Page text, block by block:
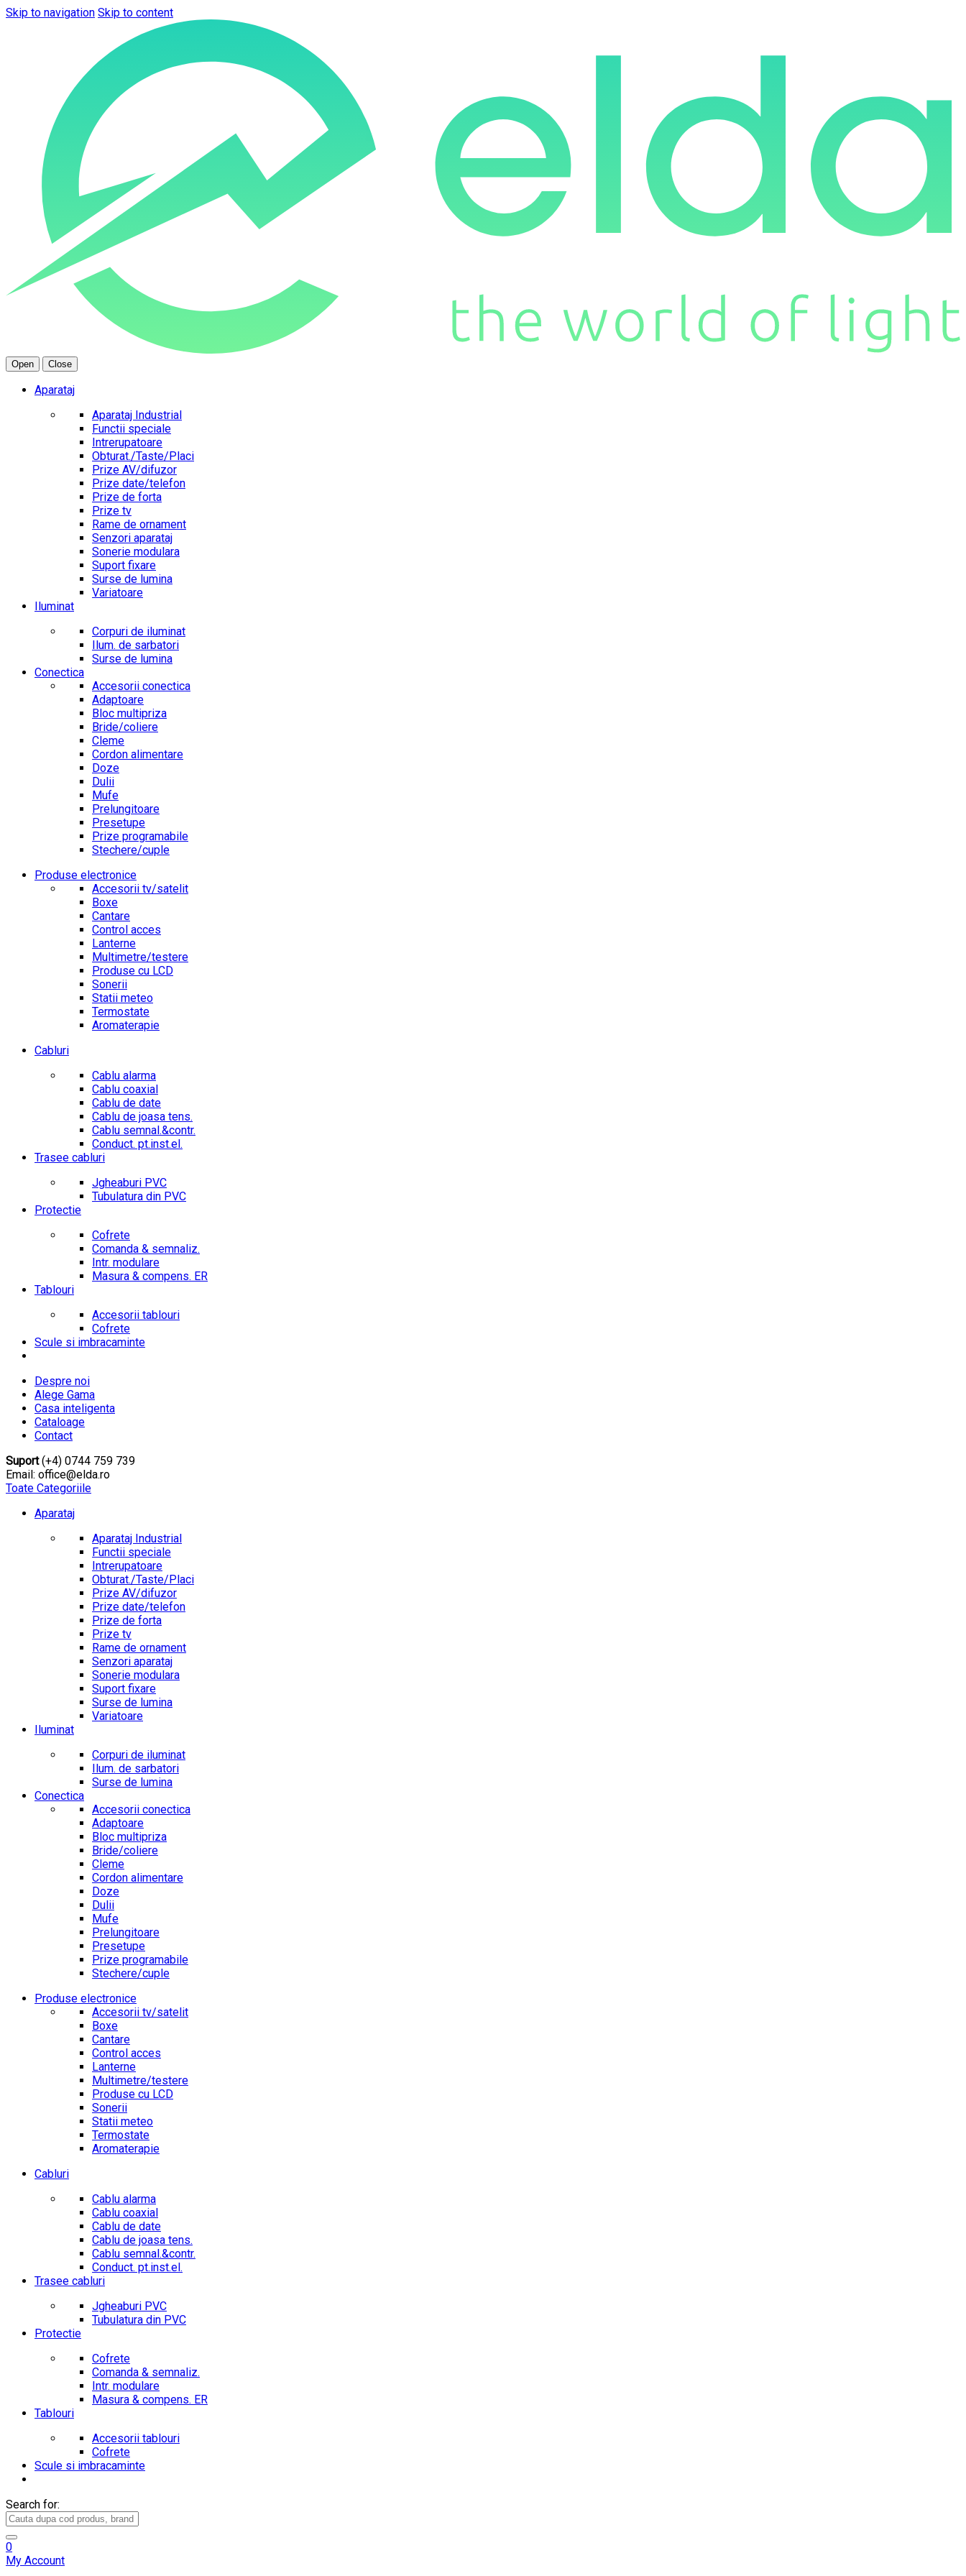
Skip to navigation Skip to content
Open Close
Aparataj
Aparataj Industrial
Functii speciale
Intrerupatoare
Obturat./Taste/Placi
Prize AV/difuzor
Prize date/telefon
Prize de forta
Prize tv
Rame de ornament
Senzori aparataj
Sonerie modulara
Suport fixare
Surse de lumina
Variatoare
Iluminat
Corpuri de iluminat
Ilum. de sarbatori
Surse de lumina
Conectica
Accesorii conectica
Adaptoare
Bloc multipriza
Bride/coliere
Cleme
Cordon alimentare
Doze
Dulii
Mufe
Prelungitoare
Presetupe
Prize programabile
Stechere/cuple
Produse electronice
Accesorii tv/satelit
Boxe
Cantare
Control acces
Lanterne
Multimetre/testere
Produse cu LCD
Sonerii
Statii meteo
Termostate
Aromaterapie
Cabluri
Cablu alarma
Cablu coaxial
Cablu de date
Cablu de joasa tens.
Cablu semnal.&contr.
Conduct. pt.inst.el.
Trasee cabluri
Jgheaburi PVC
Tubulatura din PVC
Protectie
Cofrete
Comanda & semnaliz.
Intr. modulare
Masura & compens. ER
Tablouri
Accesorii tablouri
Cofrete
Scule si imbracaminte
Despre noi
Alege Gama
Casa inteligenta
Cataloage
Contact
Suport(+4) 0744 759 739
Email: office@elda.ro
Toate Categoriile
Aparataj
Aparataj Industrial
Functii speciale
Intrerupatoare
Obturat./Taste/Placi
Prize AV/difuzor
Prize date/telefon
Prize de forta
Prize tv
Rame de ornament
Senzori aparataj
Sonerie modulara
Suport fixare
Surse de lumina
Variatoare
Iluminat
Corpuri de iluminat
Ilum. de sarbatori
Surse de lumina
Conectica
Accesorii conectica
Adaptoare
Bloc multipriza
Bride/coliere
Cleme
Cordon alimentare
Doze
Dulii
Mufe
Prelungitoare
Presetupe
Prize programabile
Stechere/cuple
Produse electronice
Accesorii tv/satelit
Boxe
Cantare
Control acces
Lanterne
Multimetre/testere
Produse cu LCD
Sonerii
Statii meteo
Termostate
Aromaterapie
Cabluri
Cablu alarma
Cablu coaxial
Cablu de date
Cablu de joasa tens.
Cablu semnal.&contr.
Conduct. pt.inst.el.
Trasee cabluri
Jgheaburi PVC
Tubulatura din PVC
Protectie
Cofrete
Comanda & semnaliz.
Intr. modulare
Masura & compens. ER
Tablouri
Accesorii tablouri
Cofrete
Scule si imbracaminte
Search for:
0
My Account